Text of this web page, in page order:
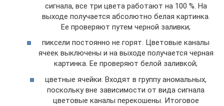
сигнала, все три цвета работают на 100 %. На
выходе получается абсолютно белая картинка.
Ее проверяют путем черной заливки;
пиксели постоянно не горят. Цветовые каналы
ячеек выключены и на выходе получается черная
картинка. Ее проверяют белой заливкой;
цветные ячейки. Входят в группу аномальных,
поскольку вне зависимости от вида сигнала
цветовые каналы перекошены. Итоговое